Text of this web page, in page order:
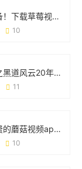
追剧党必备！下载草莓视频APP免费无限观看版实测体验
10
东北往事之黑道风云20年：一部江湖浮世绘，藏着多少人的青春与血性
11
不需要付费的蘑菇视频app：如何用一款免费工具解锁你的观影自由
10